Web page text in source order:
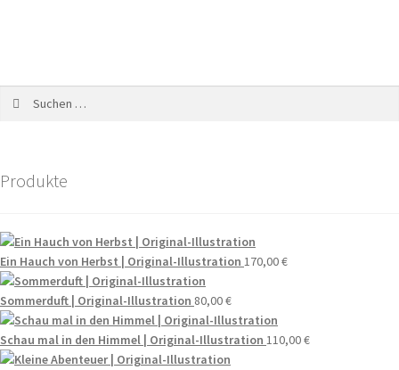
Produkte
Ein Hauch von Herbst | Original-Illustration 170,00€
Sommerduft | Original-Illustration 80,00€
Schau mal in den Himmel | Original-Illustration 110,00€